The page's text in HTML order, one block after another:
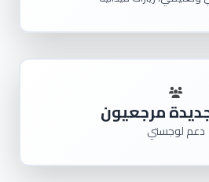
مرجعيون
دعم لوجستي